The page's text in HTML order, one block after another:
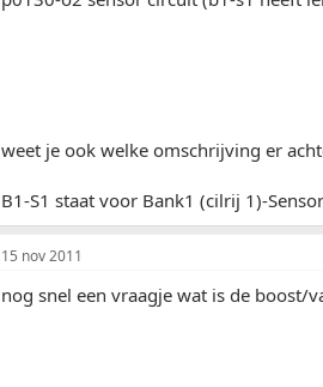
weet je ook welke omschrijving er
B1-S1 staat voor Bank1 (cilrij 1)-
15 nov 2011
nog snel een vraagje wat is de boost/